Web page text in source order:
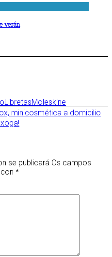
verán
LibretasMoleskine
minicosmética a domicilio
se publicará Os campos
*